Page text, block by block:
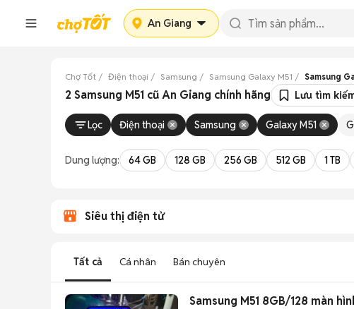
An Giang
Chợ Tốt Điện thoại Samsung Samsung Galaxy M51 Samsung
2 Samsung M51 cũ An Giang chính hãng Lưu tìm
Lọc Điện thoại Samsung Galaxy M51
Dung lượng: 64 GB 128 GB 256 GB 512 GB 1 TB
Siêu thị điện tử
Tất cả Cá nhân Bán chuyên
Samsung M51 8GB/128 màn